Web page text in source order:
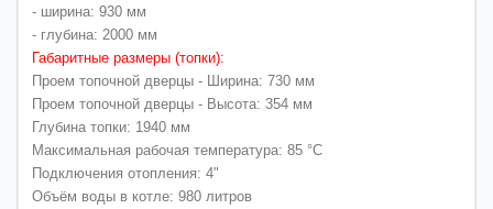
- ширина: 930 мм
- глубина: 2000 мм
Габаритные размеры (топки):
Проем топочной дверцы - Ширина: 730 мм
Проем топочной дверцы - Высота: 354 мм
Глубина топки: 1940 мм
Максимальная рабочая температура: 85 °C
Подключения отопления: 4"
Объём воды в котле: 980 литров